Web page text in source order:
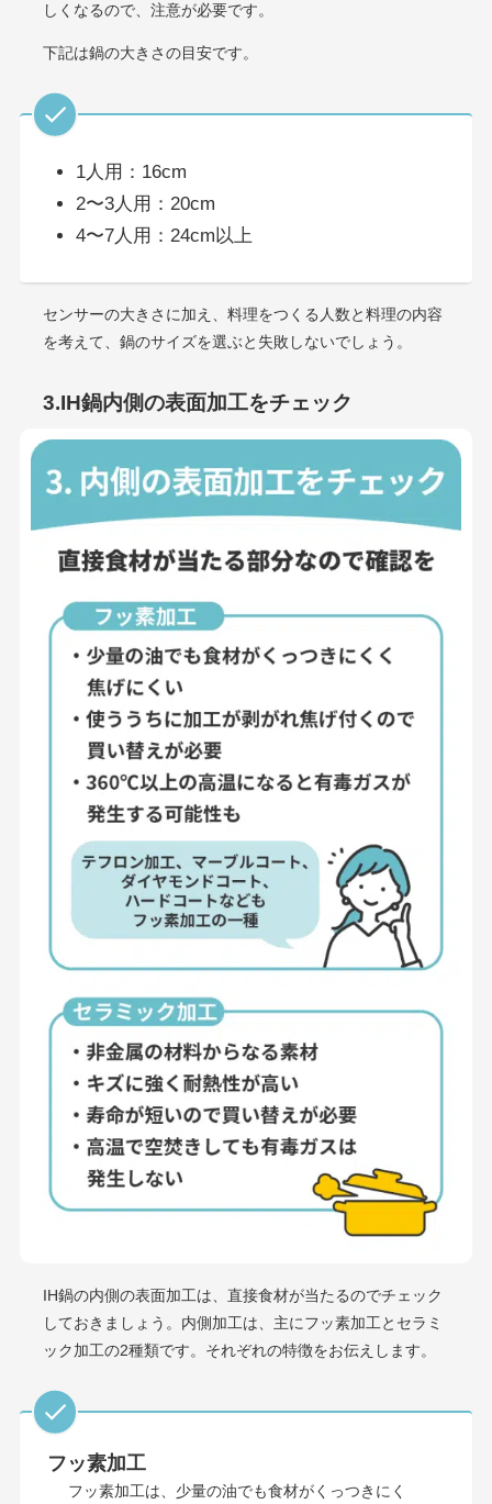
しくなるので、注意が必要です。
下記は鍋の大きさの目安です。
1人用：16cm
2〜3人用：20cm
4〜7人用：24cm以上
センサーの大きさに加え、料理をつくる人数と料理の内容
を考えて、鍋のサイズを選ぶと失敗しないでしょう。
3.IH鍋内側の表面加工をチェック
IH鍋の内側の表面加工は、直接食材が当たるのでチェック
しておきましょう。内側加工は、主にフッ素加工とセラミ
ック加工の2種類です。それぞれの特徴をお伝えします。
フッ素加工
フッ素加工は、少量の油でも食材がくっつきにく